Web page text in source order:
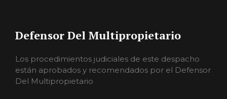
Defensor Del Multipropietario
Los procedimientos judiciales de este despacho
están aprobados y recomendados por el Defensor
Del Multipropietario